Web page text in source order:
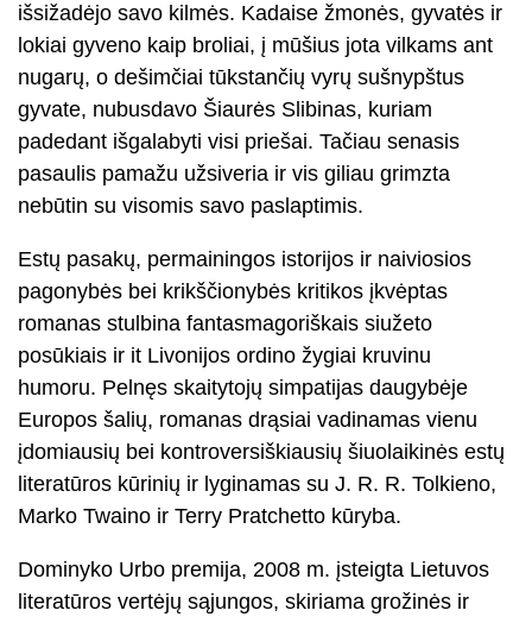
išsižadėjo savo kilmės. Kadaise žmonės, gyvatės ir
lokiai gyveno kaip broliai, į mūšius jota vilkams ant
nugarų, o dešimčiai tūkstančių vyrų sušnypštus
gyvate, nubusdavo Šiaurės Slibinas, kuriam
padedant išgalabyti visi priešai. Tačiau senasis
pasaulis pamažu užsiveria ir vis giliau grimzta
nebūtin su visomis savo paslaptimis.
Estų pasakų, permainingos istorijos ir naiviosios
pagonybės bei krikščionybės kritikos įkvėptas
romanas stulbina fantasmagoriškais siužeto
posūkiais ir it Livonijos ordino žygiai kruvinu
humoru. Pelnęs skaitytojų simpatijas daugybėje
Europos šalių, romanas drąsiai vadinamas vienu
įdomiausių bei kontroversiškiausių šiuolaikinės estų
literatūros kūrinių ir lyginamas su J. R. R. Tolkieno,
Marko Twaino ir Terry Pratchetto kūryba.
Dominyko Urbo premija, 2008 m. įsteigta Lietuvos
literatūros vertėjų sąjungos, skiriama grožinės ir